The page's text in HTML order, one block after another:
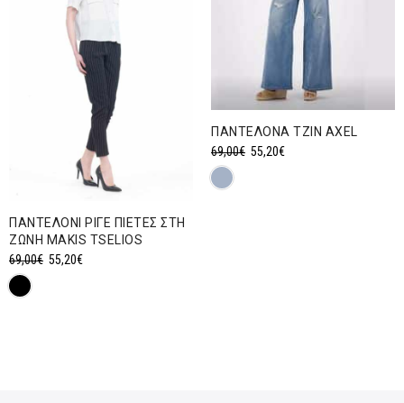
ΠΑΝΤΕΛΟΝΙ ΡΙΓΕ ΠΙΕΤΕΣ ΣΤΗ
ΖΩΝΗ MAKIS TSELIOS
69,00€ Original
55,20€Η
ΠΑΝΤΕΛΟΝA ΤΖΙΝ AXEL
69,00€ Original
55,20€Η